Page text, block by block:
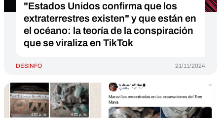
"Estados Unidos confirma que los
extraterrestres existen" y que están en
el océano: la teoría de la conspiración
que se viraliza en TikTok
DESINFO 21/11/2024